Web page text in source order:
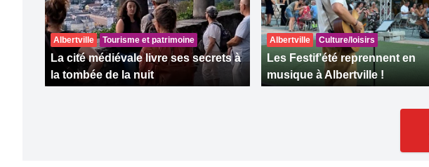
Albertville Tourisme et patrimoine
La cité médiévale livre ses secrets à
la tombée de la nuit
Albertville Culture/loisirs
Les Festif’été reprennent en
musique à Albertville !